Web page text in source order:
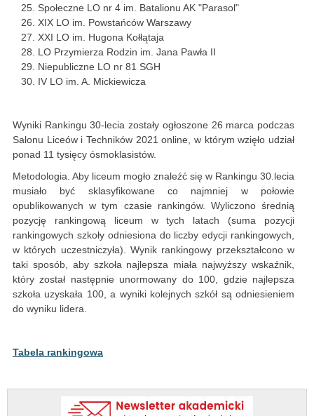
Społeczne LO nr 4 im. Batalionu AK "Parasol"
XIX LO im. Powstańców Warszawy
XXI LO im. Hugona Kołłątaja
LO Przymierza Rodzin im. Jana Pawła II
Niepubliczne LO nr 81 SGH
IV LO im. A. Mickiewicza
Wyniki Rankingu 30-lecia zostały ogłoszone 26 marca podczas
Salonu Liceów i Techników 2021 online, w którym wzięło udział
ponad 11 tysięcy ósmoklasistów.
Metodologia. Aby liceum mogło znaleźć się w Rankingu 30.lecia
musiało być sklasyfikowane co najmniej w połowie
opublikowanych w tym czasie rankingów. Wyliczono średnią
pozycję rankingową liceum w tych latach (suma pozycji
rankingowych szkoły odniesiona do liczby edycji rankingowych,
w których uczestniczyła). Wynik rankingowy przekształcono w
taki sposób, aby szkoła najlepsza miała najwyższy wskaźnik,
który został następnie unormowany do 100, gdzie najlepsza
szkoła uzyskała 100, a wyniki kolejnych szkół są odniesieniem
do wyniku lidera.
Tabela rankingowa